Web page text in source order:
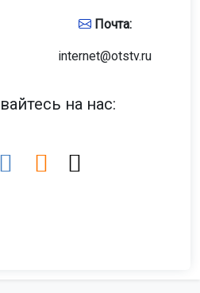
Почта:
internet@otstv.ru
на нас: